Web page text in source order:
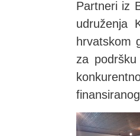
Partneri iz
udruženja
hrvatskom
za